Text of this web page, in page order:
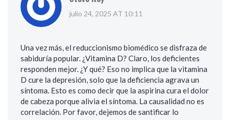
julio 24, 2025 AT 10:11
Una vez más, el reduccionismo biomédico se disfraza de
sabiduría popular. ¿Vitamina D? Claro, los deficientes
responden mejor. ¿Y qué? Eso no implica que la vitamina
D cure la depresión, solo que la deficiencia agrava un
síntoma. Esto es como decir que la aspirina cura el dolor
de cabeza porque alivia el síntoma. La causalidad no es
correlación. Por favor, dejemos de santificar lo